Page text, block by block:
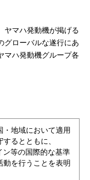
ヤマハ発動機が掲げる
グローバルな遂行にあ
マハ発動機グループ各
・地域において適用
るとともに、
ン等の国際的な基準
動を行うことを表明